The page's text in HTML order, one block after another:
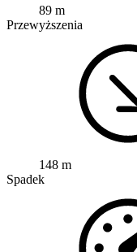
89 m
Przewyższenia
148 m
Spadek